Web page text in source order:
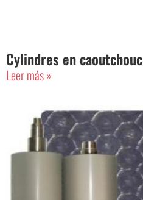
Cylindres en caoutchouc
Leer más »